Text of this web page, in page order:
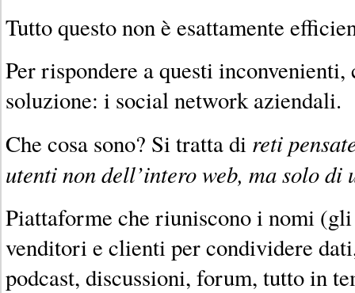
Tutto questo non è esattamente
Per rispondere a questi inconvenienti,
soluzione: i social network aziendali.
Che cosa sono? Si tratta di reti
utenti non dell’intero web, ma solo di
Piattaforme che riuniscono i nomi
venditori e clienti per condividere
podcast, discussioni, forum, tutto in